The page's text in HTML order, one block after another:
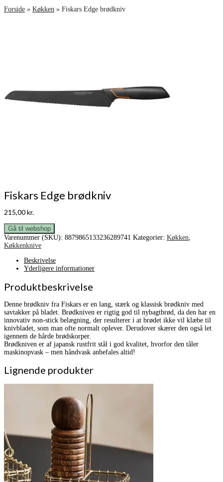
Forside » Køkken » Fiskars Edge brødkniv
Fiskars Edge brødkniv
215,00kr.
Gå til webshop
Varenummer (SKU): 8879865133236289741 Kategorier: Køkken,
Køkkenknive
Beskrivelse
Yderligere informationer
Produktbeskrivelse
Denne brødkniv fra Fiskars er en lang, stærk og klassisk brødkniv med
savtakker på bladet. Brødkniven er rigtig god til nybagtbrød, da den har en
innovativ non-stick belægning, der resulterer i at brødet ikke vil klæbe til
knivbladet, som man ofte normalt oplever. Derudover skærer den også let
igennem de hårde brødskorper.
Brødkniven er af japansk rustfrit stål i god kvalitet, hvorfor den tåler
maskinopvask – men håndvask anbefales altid!
Lignende produkter